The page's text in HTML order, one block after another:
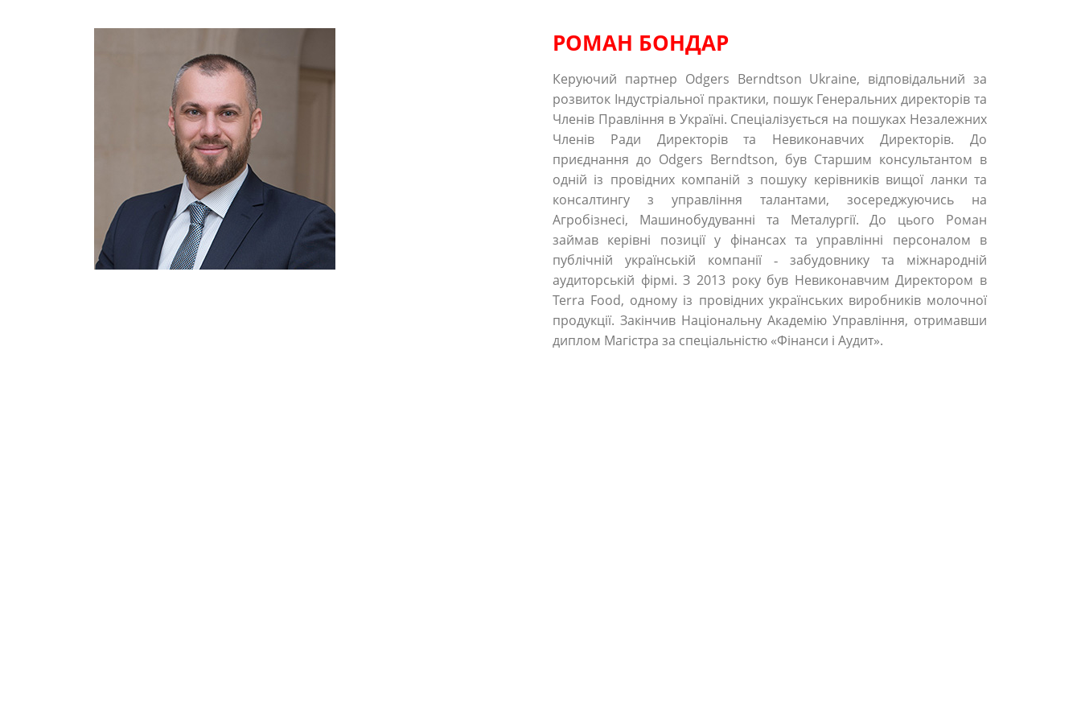
РОМАН БОНДАР
Керуючий партнер Odgers Berndtson Ukraine, відповідальний за
розвиток Індустріальної практики, пошук Генеральних директорів та
Членів Правління в Україні. Спеціалізується на пошуках Незалежних
Членів Ради Директорів та Невиконавчих Директорів. До
приєднання до Odgers Berndtson, був Старшим консультантом в
одній із провідних компаній з пошуку керівників вищої ланки та
консалтингу з управління талантами, зосереджуючись на
Агробізнесі, Машинобудуванні та Металургії. До цього Роман
займав керівні позиції у фінансах та управлінні персоналом в
публічній українській компанії ‐ забудовнику та міжнародній
аудиторській фірмі. З 2013 року був Невиконавчим Директором в
Terra Food, одному із провідних українських виробників молочної
продукції. Закінчив Національну Академію Управління, отримавши
диплом Магістра за спеціальністю «Фінанси і Аудит».